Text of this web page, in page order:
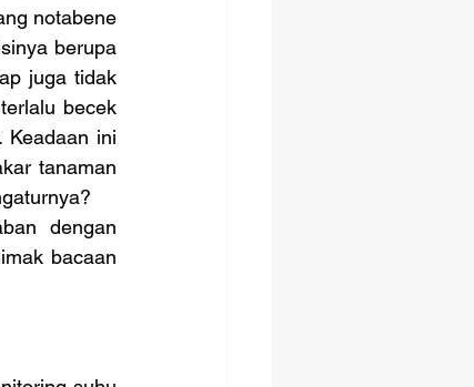
notabene
berupa
juga tidak
becek
Keadaan ini
tanaman
dengan
bacaan